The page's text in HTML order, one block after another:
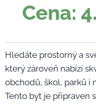
Cena:
Hledáte prostorný a
který zároveň nabízí
obchodů, škol, parků i
Tento byt je připraven